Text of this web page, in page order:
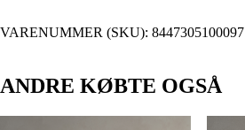
VARENUMMER (SKU): 8447305100097
ANDRE KØBTE OGSÅ